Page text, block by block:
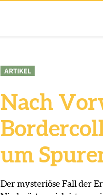
ARTIKEL
Nach
um
Der mysteriöse Fall der